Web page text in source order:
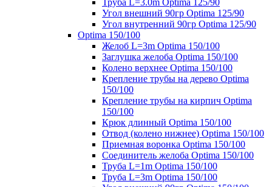
Труба L=3.0m Optima 125/90
Угол внешний 90гр Optima 125/90
Угол внутренний 90гр Optima 125/90
Optima 150/100
Желоб L=3m Optima 150/100
Заглушка желоба Optima 150/100
Колено верхнее Optima 150/100
Крепление трубы на дерево Optima
150/100
Крепление трубы на кирпич Optima
150/100
Крюк длинный Optima 150/100
Отвод (колено нижнее) Optima 150/100
Приемная воронка Optima 150/100
Соединитель желоба Optima 150/100
Труба L=1m Optima 150/100
Труба L=3m Optima 150/100